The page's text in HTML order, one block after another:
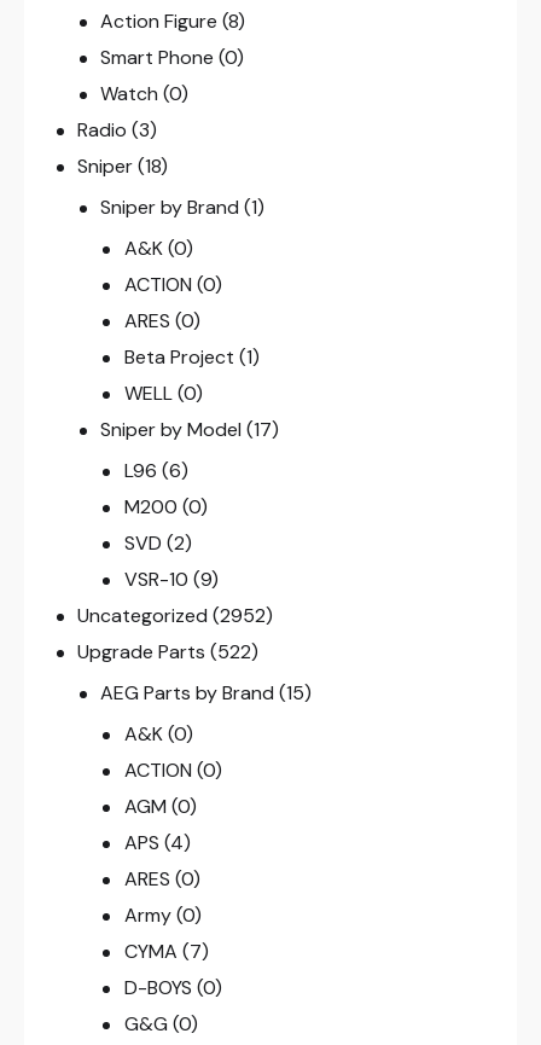
Action Figure (8)
Smart Phone (0)
Watch (0)
Radio (3)
Sniper(18)
Sniper by Brand (1)
A&K (0)
ACTION (0)
ARES (0)
Beta Project (1)
WELL (0)
Sniper by Model (17)
L96 (6)
M200 (0)
SVD (2)
VSR-10 (9)
Uncategorized (2952)
Upgrade Parts (522)
AEG Parts by Brand (15)
A&K (0)
ACTION (0)
AGM (0)
APS (4)
ARES (0)
Army (0)
CYMA (7)
D-BOYS (0)
G&G (0)